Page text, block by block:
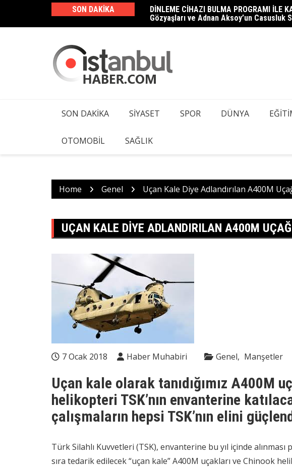
content
SON DAKIKA
DİNLEME CİHAZI BULMA PROGRAMI İLE
Gözyaşları ve Adnan Aksoy’un Casusluk
Haluk Levent ve 23 Şüpheli Çağlayan
Kamera ve Dinleme Cihazı Tespiti İçin
SON DAKIKA SIYASET SPOR DÜNYA
OTOMOBIL SAĞLIK
Home Genel Uçan Kale Diye Adlandırılan A400M
UÇAN KALE DIYE ADLANDIRILAN A400M
7 Ocak 2018 Haber Muhabiri Genel Manşetler
Uçan kale olarak tanıdığımız A400M
helikopteri TSK’nın envanterine
çalışmaların hepsi TSK’nın elini
Türk Silahlı Kuvvetleri (TSK), envanterine bu yıl içinde
sıra tedarik edilecek “uçan kale” A400M uçakları ve Chinook